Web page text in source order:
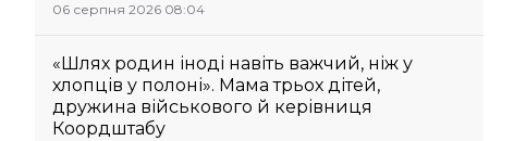
06 серпня 2026 08:04
«Шлях родин іноді навіть важчий, ніж у
хлопців у полоні». Мама трьох дітей,
дружина військового й керівниця
Коордштабу